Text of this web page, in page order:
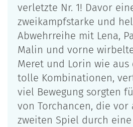
verletzte Nr. 1! Davor
zweikampfstarke und
Abwehrreihe mit Lena,
Malin und vorne
Meret und Lorin wie aus
tolle Kombinationen,
viel Bewegung sorgten
von Torchancen, die vor
zweiten Spiel durch eine